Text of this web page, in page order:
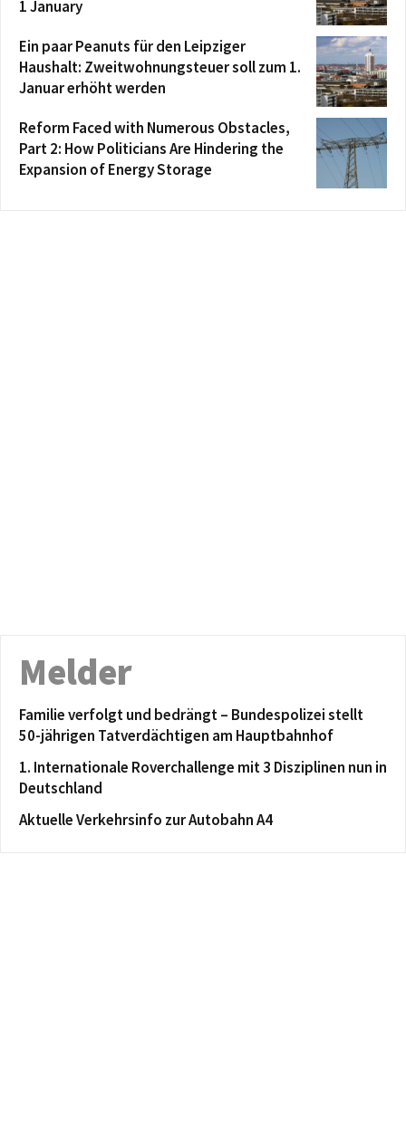
1 January
Ein paar Peanuts für den Leipziger
Haushalt: Zweitwohnungsteuer soll zum 1.
Januar erhöht werden
Reform Faced with Numerous Obstacles,
Part 2: How Politicians Are Hindering the
Expansion of Energy Storage
Melder
Familie verfolgt und bedrängt – Bundespolizei stellt
50-jährigen Tatverdächtigen am Hauptbahnhof
1. Internationale Roverchallenge mit 3 Disziplinen nun in
Deutschland
Aktuelle Verkehrsinfo zur Autobahn A4